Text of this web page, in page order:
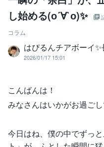
し始める(о´∀`о)✨
コラム
はぴるんチアボーイ
2026/01/17 15:01
こんばんは！
みなさんはいかがお過ご
今日はね、僕の中でずっ